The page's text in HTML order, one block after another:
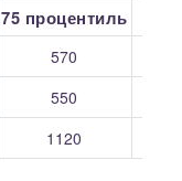
75 процентиль
570
550
1120